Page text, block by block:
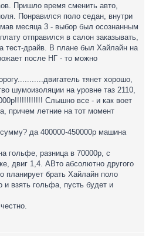
Пришло время сменить авто,
Понравился поло седан, внутри
месяца 3 - выбор был осознанным
отправился в салон заказывать,
тест-драйв. В плане был Хайлайн на
после НГ - то можно
тянет хорошо,
шумоизоляции на уровне таз 2110,
Слышно все - и как воет
причем летние на тот момент
да 400000-450000р машина
гольфе, разница в 70000р, с
двиг 1,4. АВто абсолютно другого
планирует брать Хайлайн поло
взять гольфа, пусть будет и